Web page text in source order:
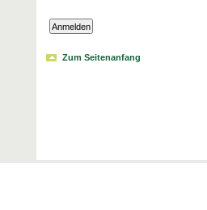
Zum Seitenanfang